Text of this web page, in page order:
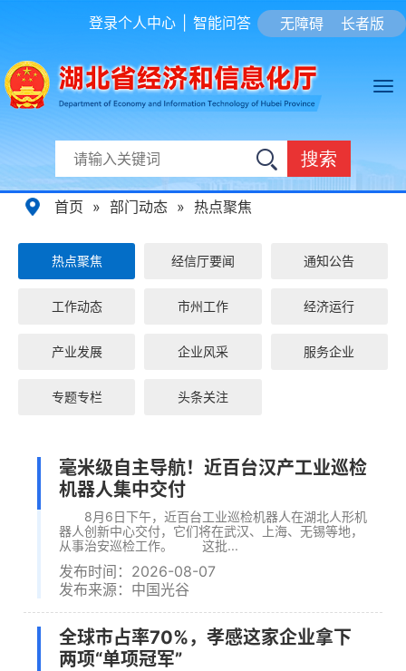
无障碍 长者版
登录个人中心 智能问答
搜索
首页 » 部门动态 » 热点聚焦
热点聚焦 经信厅要闻 通知公告
工作动态 市州工作 经济运行
产业发展 企业风采 服务企业
专题专栏 头条关注
毫米级自主导航！近百台汉产工业巡检
机器人集中交付
8月6日下午，近百台工业巡检机器人在湖北人形机
器人创新中心交付，它们将在武汉、上海、无锡等地，
从事治安巡检工作。 这批...
发布时间：2026-08-07
发布来源：中国光谷
全球市占率70%，孝感这家企业拿下
两项“单项冠军”